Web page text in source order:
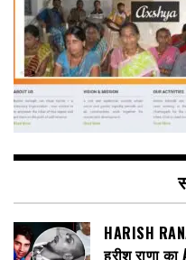
HARISH
हरीश राणा